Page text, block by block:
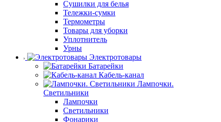
Сушилки для белья
Тележки-сумки
Термометры
Товары для уборки
Уплотнитель
Урны
Электротовары
Батарейки
Кабель-канал
Лампочки.
Светильники
Лампочки
Светильники
Фонарики